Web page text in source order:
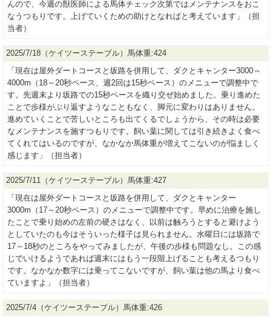
んので、今週の獣医師による馬体チェック次第ではメンテナンスをおこ
なうつもりです。上げていくための助けとなればと考えています」（担
当者）
2025/7/18（ケイツーステーブル）馬体重:424
「現在は屋外ダートコースと坂路を併用して、ダクとキャンター3000～
4000m（18～20秒ペース、週2回は15秒ペース）のメニューで調整中で
す。先週末より坂路での15秒ペースを織り交ぜ始めました。乗り進めた
ことで歩様がぶり返すようなこともなく、脚元に変わりはありません。
進めていくことで苦しいところも出てくるでしょうから、その時は必要
なメンテナンスを施すつもりです。飼い葉に関しては引き続きよく食べ
てくれてはいるのですが、なかなか馬体重が増えてこないのが悩ましく
感じます」（担当者）
2025/7/11（ケイツーステーブル）馬体重:427
「現在は屋外ダートコースと坂路を併用して、ダクとキャンター
3000m（17～20秒ペース）のメニューで調整中です。早めに治療を施し
たことで乗り始めの左前の硬さはなく、以前は触ろうとすると避けよう
としていたのも今はそういった様子は見られません。水曜日には坂路で
17～18秒のところをやってみましたが、午後の歩様も問題なし。この感
じでいけるようであれば週末にはもう一段階上げることも考えるつもり
です。なかなか数字には乗ってこないですが、飼い葉は他の馬より食べ
ていますよ」（担当者）
2025/7/4（ケイツーステーブル）馬体重:426